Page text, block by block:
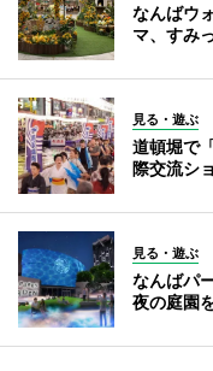
なんばウ
マ、すみ
見る・遊ぶ
道頓堀で
際交流シ
見る・遊ぶ
なんばパ
夜の庭園